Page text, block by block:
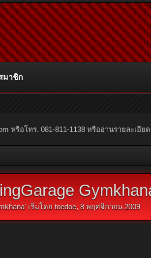
หรือโทร. 081-811-1138 หรืออ่านรายละเอีย
' เริ่มโดย toedoe, 8 พฤศจิกายน 2009
มาชิก